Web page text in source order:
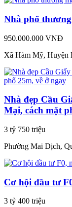
Nhà phố
950.000.000 VNĐ
Xã Hàm Mỹ, Huyện
Nhà đẹp Cầu
Mại, cách mặt
3 tỷ 750 triệu
Phường Mai Dịch,
Cơ hội đầu tư
3 tỷ 400 triệu